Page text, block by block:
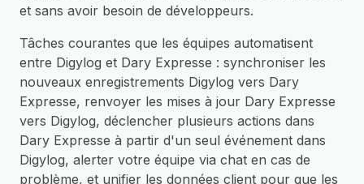
et sans avoir besoin de développeurs.
Tâches courantes que les équipes automatisent
entre Digylog et Dary Expresse : synchroniser les
nouveaux enregistrements Digylog vers Dary
Expresse, renvoyer les mises à jour Dary Expresse
vers Digylog, déclencher plusieurs actions dans
Dary Expresse à partir d'un seul événement dans
Digylog, alerter votre équipe via chat en cas de
problème, et unifier les données client pour que les